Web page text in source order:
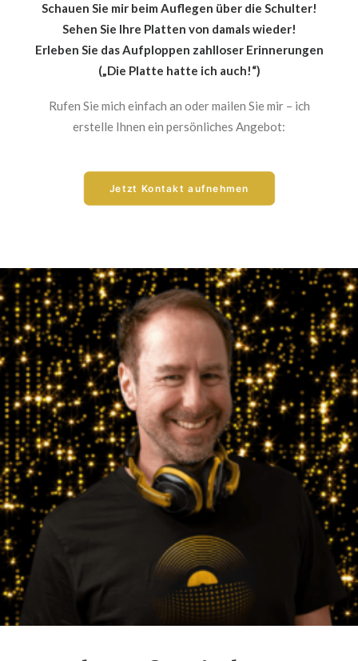
Schauen Sie mir beim Auflegen über die Schulter!
Sehen Sie Ihre Platten von damals wieder!
Erleben Sie das Aufploppen zahlloser Erinnerungen
(„Die Platte hatte ich auch!“)
Rufen Sie mich einfach an oder mailen Sie mir – ich
erstelle Ihnen ein persönliches Angebot:
Jetzt Kontakt aufnehmen